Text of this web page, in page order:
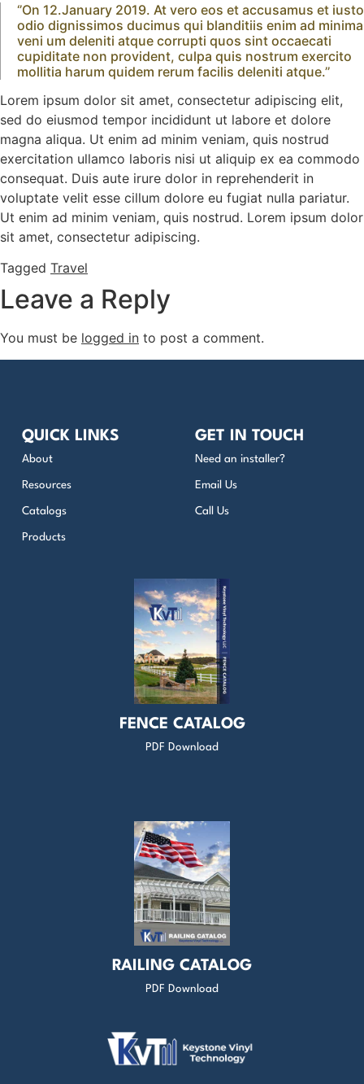
‘’On 12.January 2019. At vero eos et accusamus et iusto
odio dignissimos ducimus qui blanditiis enim ad minima
veni um deleniti atque corrupti quos sint occaecati
cupiditate non provident, culpa quis nostrum exercito
mollitia harum quidem rerum facilis deleniti atque.’’
Lorem ipsum dolor sit amet, consectetur adipiscing elit,
sed do eiusmod tempor incididunt ut labore et dolore
magna aliqua. Ut enim ad minim veniam, quis nostrud
exercitation ullamco laboris nisi ut aliquip ex ea commodo
consequat. Duis aute irure dolor in reprehenderit in
voluptate velit esse cillum dolore eu fugiat nulla pariatur.
Ut enim ad minim veniam, quis nostrud. Lorem ipsum dolor
sit amet, consectetur adipiscing.
Tagged Travel
Leave a Reply
You must be logged in to post a comment.
QUICK LINKS
About
Resources
Catalogs
Products
GET IN TOUCH
Need an installer?
Email Us
Call Us
FENCE CATALOG
PDF Download
RAILING CATALOG
PDF Download